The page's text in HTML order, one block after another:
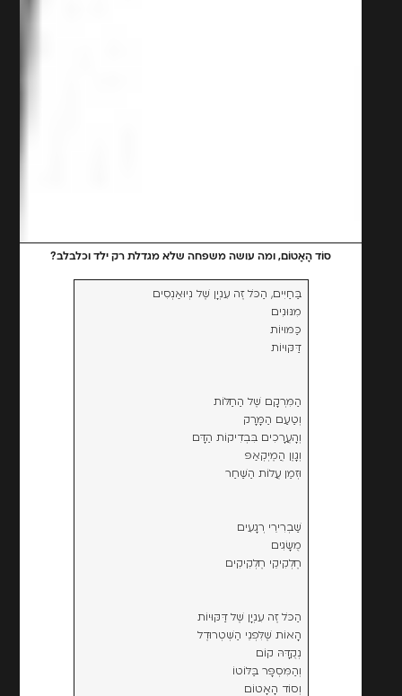
סוֹד הָאָטוֹם, ומה עושה משפחה שלא מגדלת רק ילד וכלבלב?
בַּחַיִּים, הַכֹּל זֶה עִנְיָן שֶׁל נְיוּאַנְסִים
מִנּוּנִים
כַּמּוּיוֹת
דַּקּוּיוֹת
הַמִּרְקָם שֶׁל הַחַלּוֹת
וְטַעַם הַמָּרָק
וְהָעֲרָכִים בִּבְדִיקוֹת הַדָּם
וְגָוֶן הֲמֶיְקְאַפּ
וּזְמַן עֲלוֹת הַשַּׁחַר
שַׁבְרִירֵי רְגָעִים
מֻשָּׂגִים
חֶלְקִיקֵי חֶלְקִיקִים
הַכֹּל זֶה עִנְיָן שֶׁל דַּקּוּיוֹת
הָאוֹת שֶׁלִּפְנֵי הַשְּׁטְרוּדֶל
נְקֻדָּהּ קוֹם
וְהַמִּסְפָּר בַּלּוֹטוֹ
וְסוֹד הָאָטוֹם